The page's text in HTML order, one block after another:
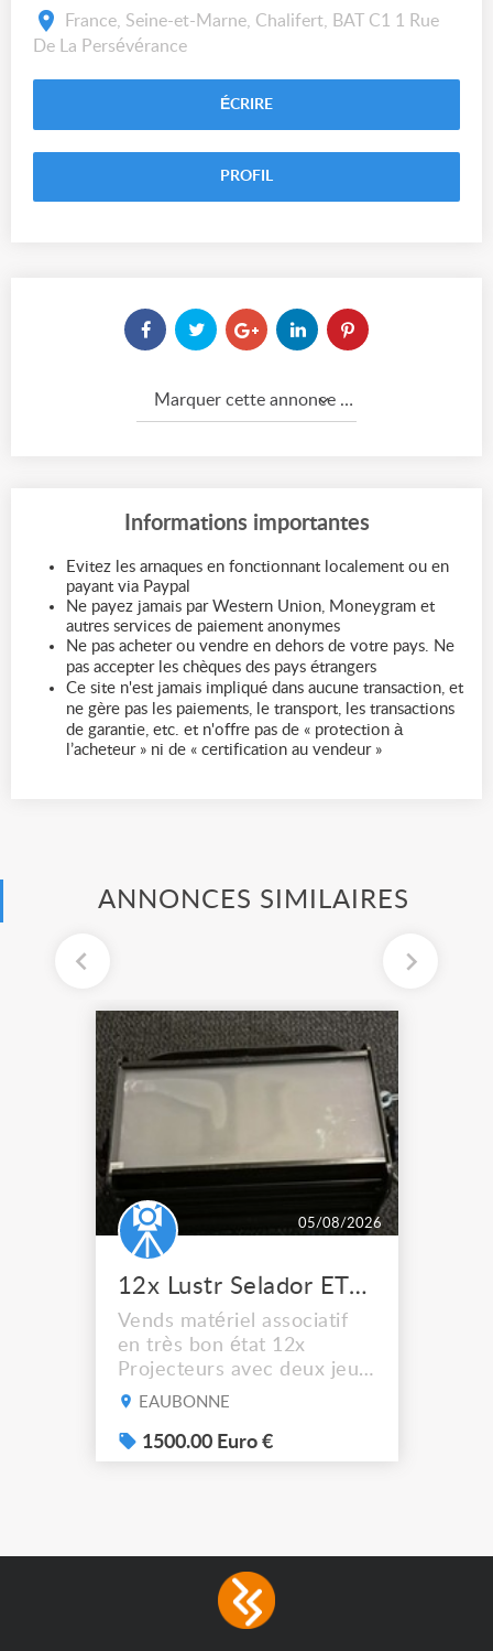
France, Seine-et-Marne, Chalifert, BAT C1 1 Rue
De La Persévérance
ÉCRIRE
PROFIL
Marquer cette annonce comme...
Informations importantes
Evitez les arnaques en fonctionnant localement ou en
payant via Paypal
Ne payez jamais par Western Union, Moneygram et
autres services de paiement anonymes
Ne pas acheter ou vendre en dehors de votre pays. Ne
pas accepter les chèques des pays étrangers
Ce site n'est jamais impliqué dans aucune transaction, et
ne gère pas les paiements, le transport, les transactions
de garantie, etc. et n'offre pas de « protection à
l’acheteur » ni de « certification au vendeur »
ANNONCES SIMILAIRES
05/08/2026
12x Lustr Selador ETC Led 7x colors filtres
Vends matériel associatif
en très bon état 12x
Projecteurs avec deux jeux
de filtre filtre Lustr Selador
system – seven colour
LEDs providing the
consumption The
permanence of a 50,000-
EAUBONNE
1500.00 Euro €